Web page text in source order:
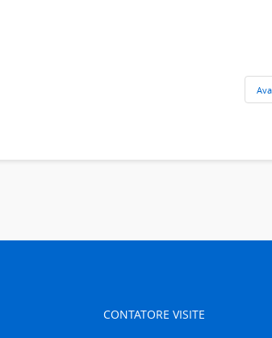
CONTATORE VISITE